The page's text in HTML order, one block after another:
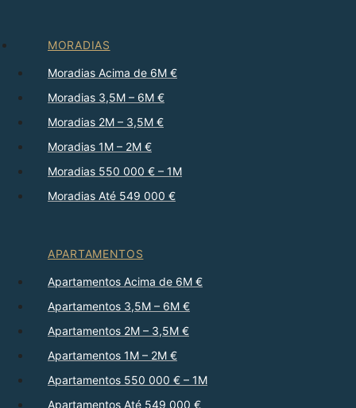
MORADIAS
Moradias Acima de 6M €
Moradias 3,5M – 6M €
Moradias 2M – 3,5M €
Moradias 1M – 2M €
Moradias 550 000 € – 1M
Moradias Até 549 000 €
APARTAMENTOS
Apartamentos Acima de 6M €
Apartamentos 3,5M – 6M €
Apartamentos 2M – 3,5M €
Apartamentos 1M – 2M €
Apartamentos 550 000 € – 1M
Apartamentos Até 549 000 €